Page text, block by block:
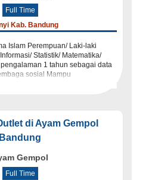
Full Time
Kab. Bandung
Islam Perempuan/ Laki-laki
Statistik/ Matematika/
1 tahun sebagai data
sosial Mampu
di Ayam Gempol
Bandung
Gempol
Full Time